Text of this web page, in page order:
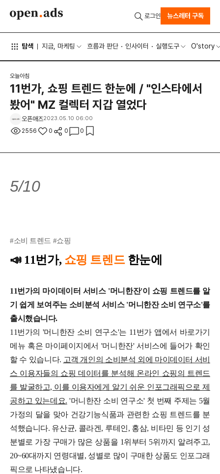
탐색 지금, 마케팅 흐름과 판단 인사이터 실행도구 O'story
로그인 뉴스레터 구독
오늘아침
11번가, 쇼핑 트렌드 한눈에 / "인스타에서
봤어" MZ 컬렉터 지갑 열었다
오픈애즈2023.05.10 06:00
2556 0 0 0
5/10
#소비 트렌드 #쇼핑
📣 11번가, 쇼핑 트렌드 한눈에
11번가의 마이데이터 서비스 '머니한잔'이 쇼핑 트렌드를 알
기 쉽게 보여주는 소비분석 서비스 '머니한잔 소비 연구소'를
출시했습니다.
11번가의 '머니한잔 소비 연구소'는 11번가 앱에서 바로가기
메뉴 혹은 마이페이지에서 '머니한잔' 서비스에 들어가 확인
할 수 있습니다. 고객 개인의 소비분석 외에 마이데이터 서비
스 이용자들의 쇼핑 데이터를 분석해 온라인 쇼핑의 트렌드
를 발굴하고, 이를 이용자에게 알기 쉬운 인포그래픽으로 제
공하고 있는데요. '머니한잔 소비 연구소' 첫 번째 주제는 5월
가정의 달을 맞아 건강기능식품과 관련한 쇼핑 트렌드를 분
석했습니다. 유산균, 콜라겐, 루테인, 홍삼, 비타민 등 인기 성
분별로 가장 구매가 많은 상품을 1위부터 5위까지 알려주고,
20~60대까지 연령대별, 성별로 많이 구매한 상품도 인포그래
픽으로 나타냈습니다.